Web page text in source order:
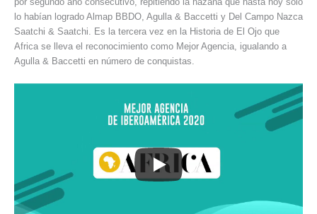
lo habían logrado Almap BBDO, Agulla & Baccetti y Del Campo Nazca
Saatchi & Saatchi. Es la tercera vez en la Historia de El Ojo que
Africa se lleva el reconocimiento como Mejor Agencia, igualando a
Agulla & Baccetti en número de conquistas.